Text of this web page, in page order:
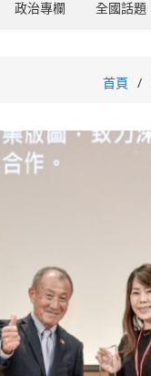
政治專欄 全國話題
首頁